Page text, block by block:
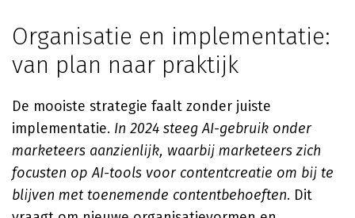
Organisatie en implementatie:
van plan naar praktijk
De mooiste strategie faalt zonder juiste
implementatie. In 2024 steeg AI-gebruik onder
marketeers aanzienlijk, waarbij marketeers zich
focusten op AI-tools voor contentcreatie om bij te
blijven met toenemende contentbehoeften. Dit